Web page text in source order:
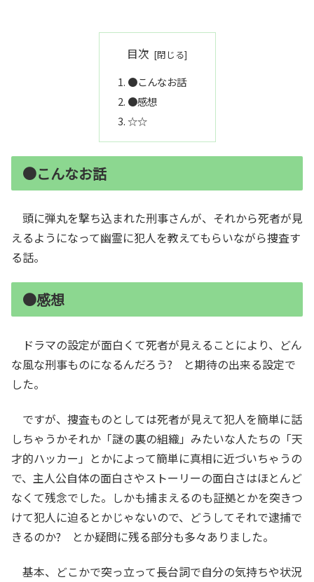
目次
●こんなお話
●感想
☆☆
●こんなお話
頭に弾丸を撃ち込まれた刑事さんが、それから死者が見
えるようになって幽霊に犯人を教えてもらいながら捜査す
る話。
●感想
ドラマの設定が面白くて死者が見えることにより、どん
な風な刑事ものになるんだろう? と期待の出来る設定で
した。
ですが、捜査ものとしては死者が見えて犯人を簡単に話
しちゃうかそれか「謎の裏の組織」みたいな人たちの「天
才的ハッカー」とかによって簡単に真相に近づいちゃうの
で、主人公自体の面白さやストーリーの面白さはほとんど
なくて残念でした。しかも捕まえるのも証拠とかを突きつ
けて犯人に迫るとかじゃないので、どうしてそれで逮捕で
きるのか? とか疑問に残る部分も多々ありました。
基本、どこかで突っ立って長台詞で自分の気持ちや状況